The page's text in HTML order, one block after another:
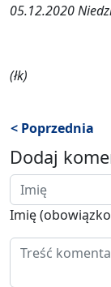
05.12.2020
(łk)
< Poprzednia
Dodaj
Imię